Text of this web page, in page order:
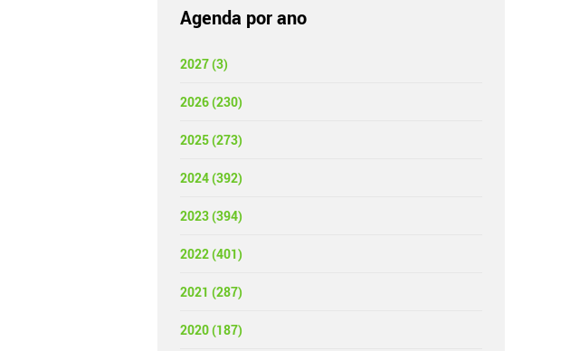
Agenda por ano
2027 (3)
2026 (230)
2025 (273)
2024 (392)
2023 (394)
2022 (401)
2021 (287)
2020 (187)